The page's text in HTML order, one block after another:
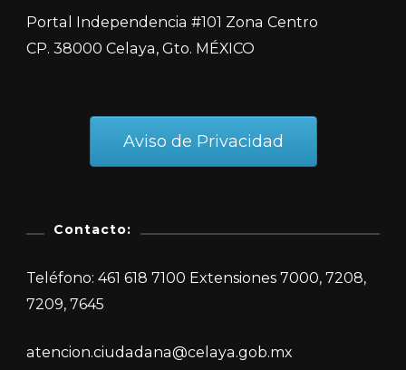
Portal Independencia #101 Zona Centro
CP. 38000 Celaya, Gto. MÉXICO
Aviso de Privacidad
Contacto:
Teléfono: 461 618 7100 Extensiones 7000, 7208,
7209, 7645
atencion.ciudadana@celaya.gob.mx